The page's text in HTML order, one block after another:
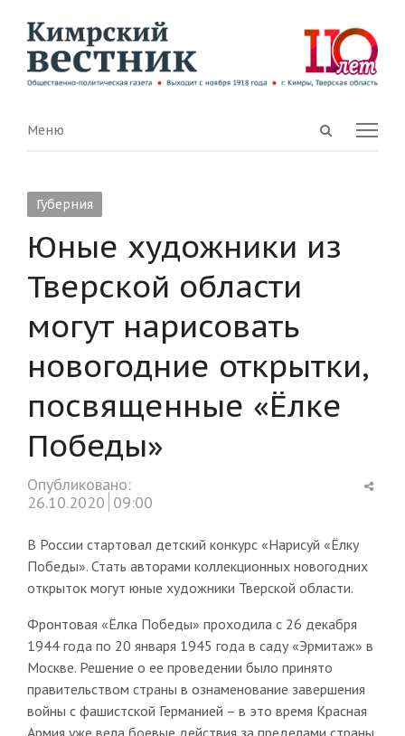
Open
Menu
Меню
Губерния
Юные художники из
Тверской области
могут нарисовать
новогодние открытки,
посвященные «Ёлке
Победы»
Опубликовано:
26.10.2020 09:00
В России стартовал детский конкурс «Нарисуй «Ёлку
Победы». Стать авторами коллекционных новогодних
открыток могут юные художники Тверской области.
Фронтовая «Ёлка Победы» проходила с 26 декабря
1944 года по 20 января 1945 года в саду «Эрмитаж» в
Москве. Решение о ее проведении было принято
правительством страны в ознаменование завершения
войны с фашистской Германией – в это время Красная
Армия уже вела боевые действия за пределами страны.